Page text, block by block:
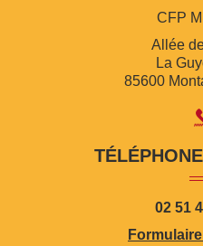
CFP
Allée
La
85600
02 51